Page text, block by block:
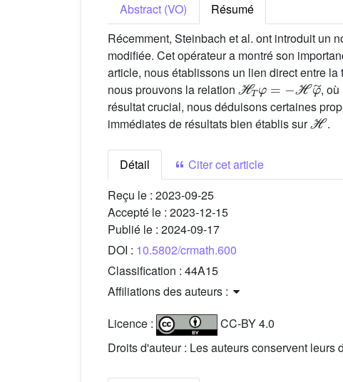
Abstract (VO)
Résumé
Récemment, Steinbach et al. ont introduit un
modifiée. Cet opérateur a montré son
article, nous établissons un lien direct entre
nous prouvons la relation
ℋTφ=-ℋφ˜
, où
résultat crucial, nous déduisons certaines
immédiates de résultats bien établis sur
ℋ
.
Détail
Citer cet article
Reçu le : 2023-09-25
Accepté le : 2023-12-15
Publié le : 2024-09-17
DOI : 10.5802/crmath.600
Classification : 44A15
Affiliations des auteurs :
Licence :
CC-BY 4.0
Droits d'auteur : Les auteurs conservent leurs